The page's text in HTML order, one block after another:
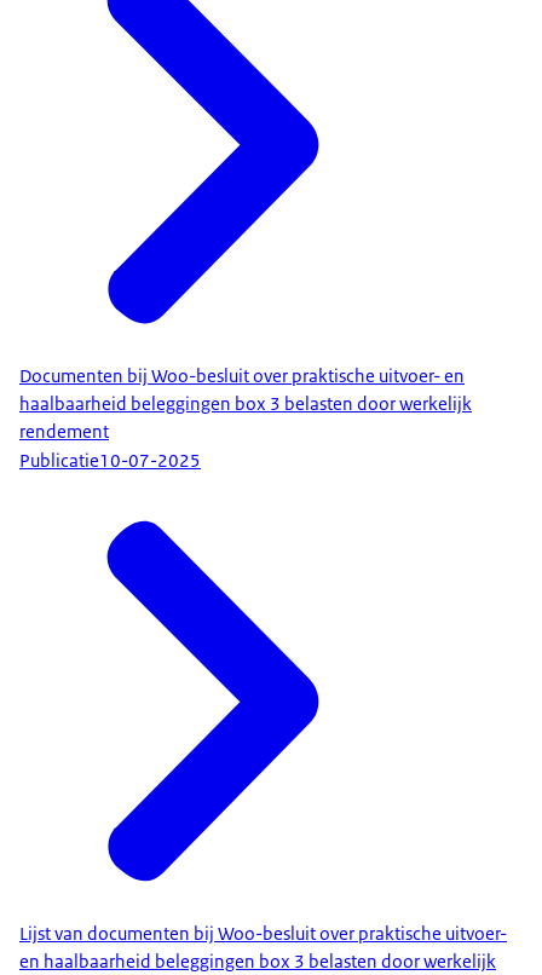
Documenten bij Woo-besluit over praktische uitvoer- en
haalbaarheid beleggingen box 3 belasten door werkelijk
rendement
Publicatie10-07-2025
Lijst van documenten bij Woo-besluit over praktische uitvoer-
en haalbaarheid beleggingen box 3 belasten door werkelijk